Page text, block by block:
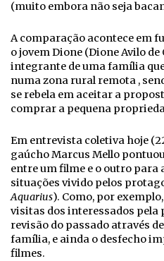
(muito embora não seja
A comparação acontece em
o jovem Dione (Dione Avilo
integrante de uma família
numa zona rural remota ,
se rebela em aceitar a
comprar a pequena
Em entrevista coletiva hoje
gaúcho Marcus Mello
entre um filme e o outro para
situações vivido pelos
Aquarius). Como, por
visitas dos interessados pela
revisão do passado através
família, e ainda o desfecho
filmes.